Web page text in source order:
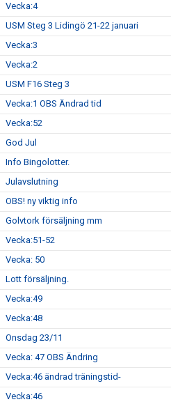
Vecka:4
USM Steg 3 Lidingö 21-22 januari
Vecka:3
Vecka:2
USM F16 Steg 3
Vecka:1 OBS Ändrad tid
Vecka:52
God Jul
Info Bingolotter.
Julavslutning
OBS! ny viktig info
Golvtork försäljning mm
Vecka:51-52
Vecka: 50
Lott försäljning.
Vecka:49
Vecka:48
Onsdag 23/11
Vecka: 47 OBS Ändring
Vecka:46 ändrad träningstid-
Vecka:46